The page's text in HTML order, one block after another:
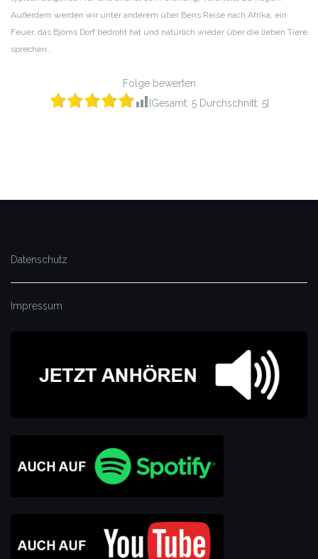
Außerdem werden wir unter anderem über Bens Reise nach Afrika, ein
Feuer, das Björns Dorf bedroht hat und natürlich wieder über die lieben Tiere
sprechen…
Folge bewerten
[Gesamt: 5Durchschnitt: 5]
Datenschutz
Impressum